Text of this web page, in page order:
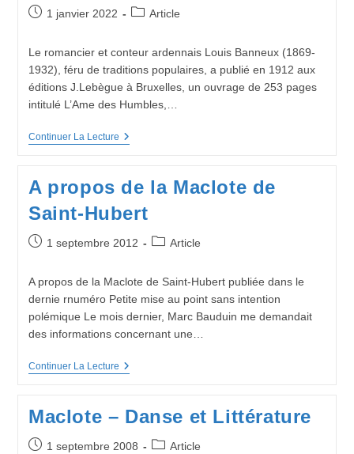
Publication
1 janvier 2022
PostArticle
Le romancier et conteur ardennais Louis Banneux (1869-
1932), féru de traditions populaires, a publié en 1912 aux
éditions J.Lebègue à Bruxelles, un ouvrage de 253 pages
intitulé L’Ame des Humbles,…
Continuer La LectureDanse
Louis
A propos de la Maclote de
Saint-Hubert
Publication
1 septembre 2012
PostArticle
A propos de la Maclote de Saint-Hubert publiée dans le
dernie rnuméro Petite mise au point sans intention
polémique Le mois dernier, Marc Bauduin me demandait
des informations concernant une…
Continuer La LectureA
Maclote
Saint-
Maclote – Danse et Littérature
Publication
1 septembre 2008
PostArticle